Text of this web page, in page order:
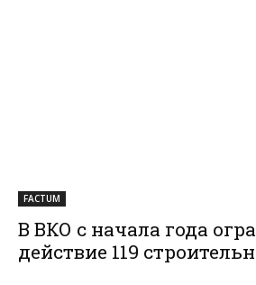
FACTUM
В ВКО с начала года
действие 119